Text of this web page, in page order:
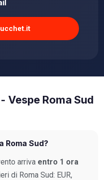
Vespe Roma Sud
Roma Sud?
arriva entro 1 ora
di Roma Sud: EUR,